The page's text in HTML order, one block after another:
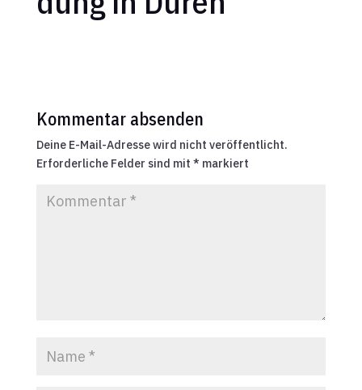
Kommentar absenden
Deine E-Mail-Adresse wird nicht veröffentlicht.
Erforderliche Felder sind mit * markiert